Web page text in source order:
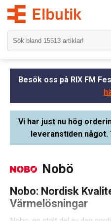
Besök oss på RIX FM
Vi har just nu hög
leveranstiden
Nobö
Nobo: Nordisk
Värmelösningar